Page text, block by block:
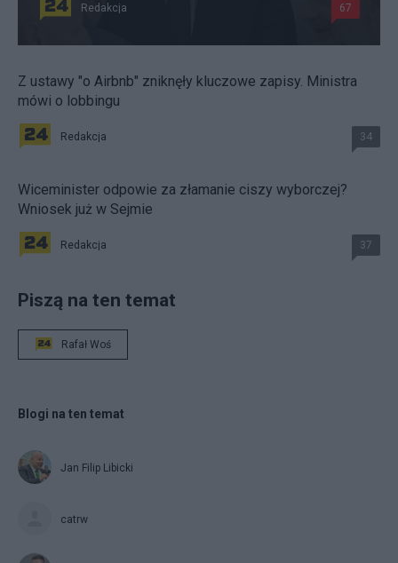
Redakcja 67
Z ustawy "o Airbnb" zniknęły kluczowe zapisy. Ministra
mówi o lobbingu
Redakcja 34
Wiceminister odpowie za złamanie ciszy wyborczej?
Wniosek już w Sejmie
Redakcja 37
Piszą na ten temat
Rafał Woś
Blogi na ten temat
Jan Filip Libicki
catrw